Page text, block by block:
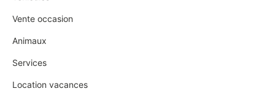
Vente occasion
Animaux
Services
Location vacances